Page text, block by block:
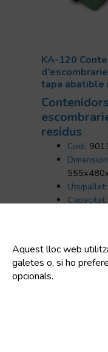
KA-120
tapa abatible
Contenidors
residus
Codi:
Uts/pallet:
Capacitat:
Cubells de
Aquest lloc web
galetes o, si ho
opcionals.